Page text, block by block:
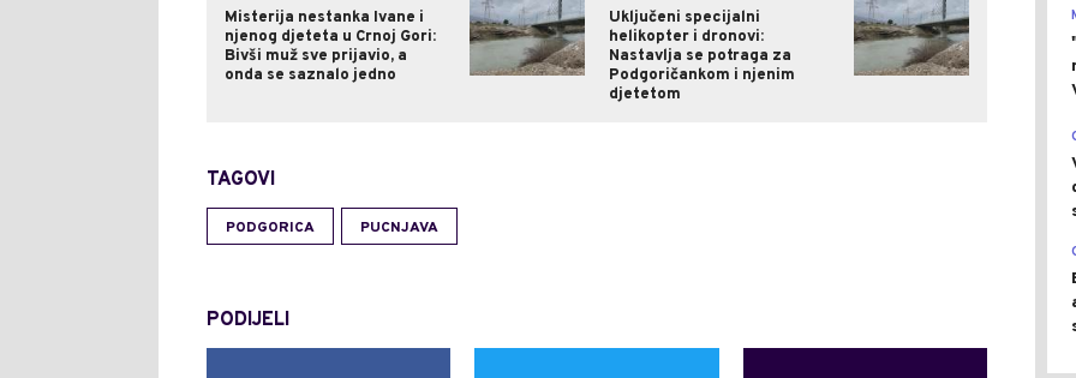
Misterija nestanka Ivane i
njenog djeteta u Crnoj Gori:
Bivši muž sve prijavio, a
onda se saznalo jedno
Uključeni specijalni
helikopter i dronovi:
Nastavlja se potraga za
Podgoričankom i njenim
djetetom
TAGOVI
PODGORICA PUCNJAVA
PODIJELI